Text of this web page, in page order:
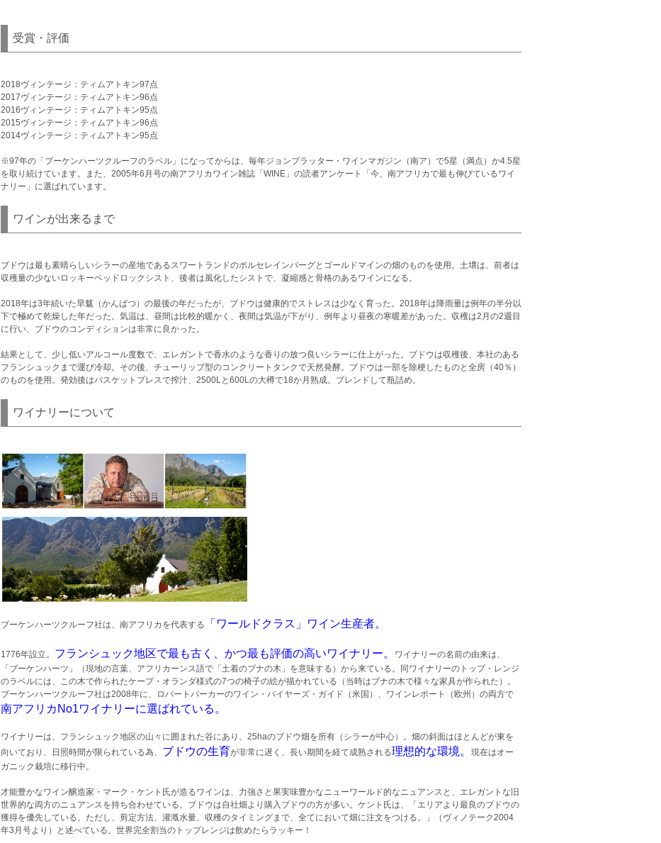
受賞・評価
2018ヴィンテージ：ティムアトキン97点
2017ヴィンテージ：ティムアトキン96点
2016ヴィンテージ：ティムアトキン95点
2015ヴィンテージ：ティムアトキン96点
2014ヴィンテージ：ティムアトキン95点
※97年の「ブーケンハーツクルーフのラベル」になってからは、毎年ジョンプラッター・ワインマガジン（南ア）で5星（満点）か4.5星
を取り続けています。また、2005年6月号の南アフリカワイン雑誌「WINE」の読者アンケート「今、南アフリカで最も伸びているワイ
ナリー」に選ばれています。
ワインが出来るまで
ブドウは最も素晴らしいシラーの産地であるスワートランドのポルセレインバーグとゴールドマインの畑のものを使用。土壌は、前者は
収穫量の少ないロッキーベッドロックシスト、後者は風化したシストで、凝縮感と骨格のあるワインになる。
2018年は3年続いた旱魃（かんばつ）の最後の年だったが、ブドウは健康的でストレスは少なく育った。2018年は降雨量は例年の半分以
下で極めて乾燥した年だった。気温は、昼間は比較的暖かく、夜間は気温が下がり、例年より昼夜の寒暖差があった。収穫は2月の2週目
に行い、ブドウのコンディションは非常に良かった。
結果として、少し低いアルコール度数で、エレガントで香水のような香りの放つ良いシラーに仕上がった。ブドウは収穫後、本社のある
フランシュックまで運び冷却。その後、チューリップ型のコンクリートタンクで天然発酵。ブドウは一部を除梗したものと全房（40％）
のものを使用。発効後はバスケットプレスで搾汁、2500Lと600Lの大樽で18か月熟成。ブレンドして瓶詰め。
ワイナリーについて
ブーケンハーツクルーフ社は、南アフリカを代表する 「ワールドクラス」ワイン生産者。
1776年設立。 フランシュック地区で最も古く、かつ最も評価の高いワイナリー。
ワイナリーの名前の由来は、
「ブーケンハーツ」（現地の言葉、アフリカーンス語で「土着のブナの木」を意味する）から来ている。同ワイナリーのトップ・レンジ
のラベルには、この木で作られたケープ・オランダ様式の7つの椅子の絵が描かれている（当時はブナの木で様々な家具が作られた）。
ブーケンハーツクルーフ社は2008年に、ロバートパーカーのワイン・バイヤーズ・ガイド（米国）、ワインレポート（欧州）の両方で
南アフリカNo1ワイナリーに選ばれている。
ワイナリーは、フランシュック地区の山々に囲まれた谷にあり、25haのブドウ畑を所有（シラーが中心）。畑の斜面はほとんどが東を
向いており、日照時間が限られている為、 ブドウの生育が非常に遅く、長い期間を経て成熟される理想的な環境。
現在はオー
ガニック栽培に移行中。
才能豊かなワイン醸造家・マーク・ケント氏が造るワインは、力強さと果実味豊かなニューワールド的なニュアンスと、エレガントな旧
世界的な両方のニュアンスを持ち合わせている。ブドウは自社畑より購入ブドウの方が多い。ケント氏は、「エリアより最良のブドウの
獲得を優先している。ただし、剪定方法、灌漑水量、収穫のタイミングまで、全てにおいて畑に注文をつける。」（ヴィノテーク2004
年3月号より）と述べている。世界完全割当のトップレンジは飲めたらラッキー！